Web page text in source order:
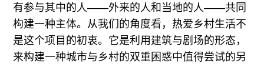
有参与其中的人——外来的人和当地的人——共同
构建一种主体。从我们的角度看，热爱乡村生活不
是这个项目的初衷。它是利用建筑与剧场的形态，
来构建一种城市与乡村的双重困惑中值得尝试的另